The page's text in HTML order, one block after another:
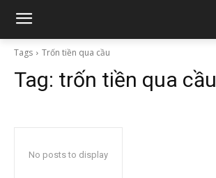
Tags Trốn tiền qua cầu
Tag: trốn tiền qua cầu
No posts to display